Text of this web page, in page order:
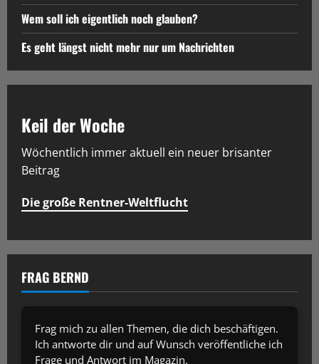
Wem soll ich eigentlich noch glauben?
Es geht längst nicht mehr nur um Nachrichten
Keil der Woche
Wöchentlich immer aktuell ein neuer brisanter
Beitrag
Die große Rentner-Weltflucht
FRAG BERND
Frag mich zu allen Themen, die dich beschäftigen.
Ich antworte dir und auf Wunsch veröffentliche ich
Frage und Antwort im Magazin.